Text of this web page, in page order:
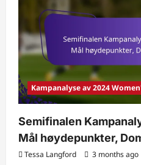
Kampanalyse av 2024
Semifinalen
Mål høydepunkter,
Tessa Langford 3 months ago